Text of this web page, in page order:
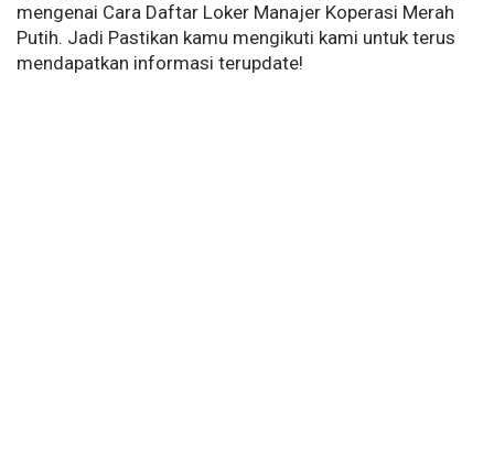
mengenai Cara Daftar Loker Manajer Koperasi Merah
Putih. Jadi Pastikan kamu mengikuti kami untuk terus
mendapatkan informasi terupdate!